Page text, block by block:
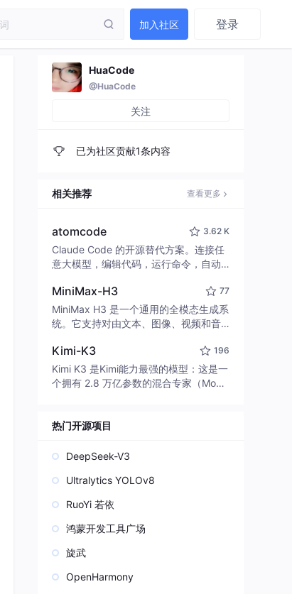
加入社区 登录
HuaCode
@HuaCode
关注
已为社区贡献1条内容
相关推荐 查看更多
atomcode 3.62 K
Claude Code 的开源替代方案。连接任
意大模型，编辑代码，运行命令，自动
致性能。 ｜ An open-source alternativ
e to Claude Code. Connect any LLM,
edit code, run commands, and verify
MiniMax-H3 77
MiniMax H3 是一个通用的全模态生成系
统。它支持对由文本、图像、视频和音
并能生成分辨率高达 2K、时长可达 15
秒的带原生立体声音频的视频。得益于
面向任务泛化的系统设计，H3 在预训练
模态指令。
Kimi-K3 196
Kimi K3 是Kimi能力最强的模型：这是一
个拥有 2.8 万亿参数的混合专家（Mo
热门开源项目
DeepSeek-V3
Ultralytics YOLOv8
RuoYi 若依
鸿蒙开发工具广场
旋武
OpenHarmony